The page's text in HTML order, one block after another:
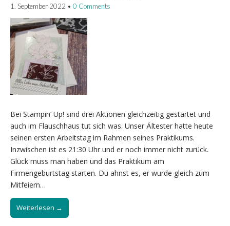
1. September 2022 • 0 Comments
Bei Stampin‘ Up! sind drei Aktionen gleichzeitig gestartet und
auch im Flauschhaus tut sich was. Unser Ältester hatte heute
seinen ersten Arbeitstag im Rahmen seines Praktikums.
Inzwischen ist es 21:30 Uhr und er noch immer nicht zurück.
Glück muss man haben und das Praktikum am
Firmengeburtstag starten. Du ahnst es, er wurde gleich zum
Mitfeiern…
Weiterlesen →